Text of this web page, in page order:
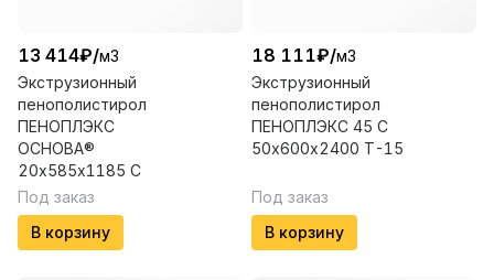
13 414₽/м3
Экструзионный
пенополистирол
ПЕНОПЛЭКС
ОСНОВА®
20х585х1185 С
Под заказ
В корзину
18 111₽/м3
Экструзионный
пенополистирол
ПЕНОПЛЭКС 45 С
50х600х2400 Т-15
Под заказ
В корзину